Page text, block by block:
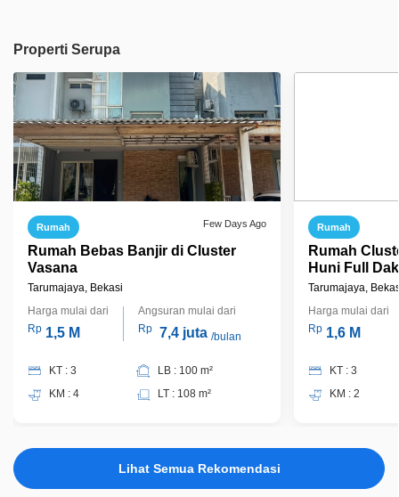
Properti Serupa
Rumah Few Days Ago
Rumah Bebas Banjir di Cluster
Vasana
Tarumajaya, Bekasi
Harga mulai dari
Rp 1,5 M
Angsuran mulai dari
Rp 7,4 juta /bulan
KT : 3
KM : 4
LB : 100 m²
LT : 108 m²
Rumah
Rumah
Huni Full
Bagus di
Tarumajaya,
Harga mulai dari
Rp 1,6 M
KT : 3
KM : 2
Lihat Semua Rekomendasi